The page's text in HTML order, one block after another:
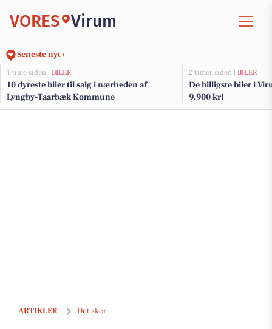
VORES Virum
Seneste nyt ›
1 time siden | BILER
10 dyreste biler til salg i nærheden af
Lyngby-Taarbæk Kommune
2 timer siden | BILER
De billigste biler i
9.900 kr!
ARTIKLER Det sker
Klaverkoncert i Sorgenfri Kirke: En aften med Bach, Nielsen og